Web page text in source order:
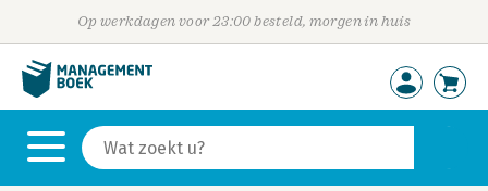
Op werkdagen voor 23:00 besteld, morgen in huis